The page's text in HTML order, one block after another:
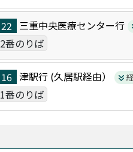
22 三重中央医療センター行
2番のりば
16 津駅行 (久居駅経由）
1番のりば